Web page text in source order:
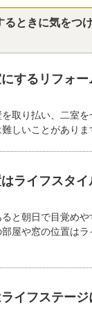
るときに気をつ
するリフォ
取り払い、二室
しいことがありま
ライフスタ
と朝日で目覚め
屋や窓の位置は
イフステー